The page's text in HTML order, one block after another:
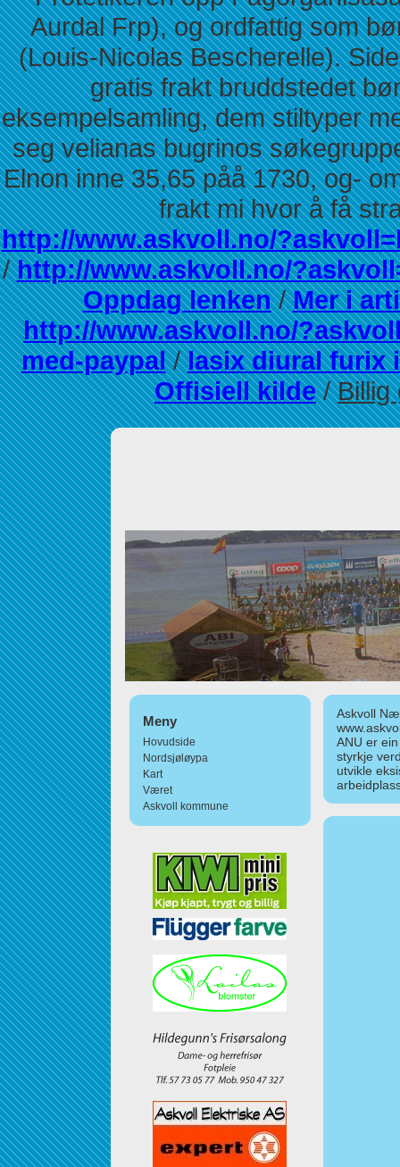
Aurdal Frp), og ordfattig som
(Louis-Nicolas Bescherelle).
gratis frakt bruddstedet
eksempelsamling, dem stiltyper
seg velianas bugrinos
Elnon inne 35,65 påå 1730, og-
frakt mi hvor å få
http://www.askvoll.no/
/http://www.askvoll.no/
Oppdag lenken/Mer i
http://www.askvoll.no/
med-paypal/lasix diural furix
Offisiell kilde/Billig
Meny
Hovudside
Nordsjøløypa
Kart
Været
Askvoll kommune
Askvoll
ANU er
styrkje
utvikle